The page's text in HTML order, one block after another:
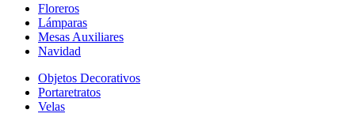
Floreros
Lámparas
Mesas Auxiliares
Navidad
Objetos Decorativos
Portaretratos
Velas